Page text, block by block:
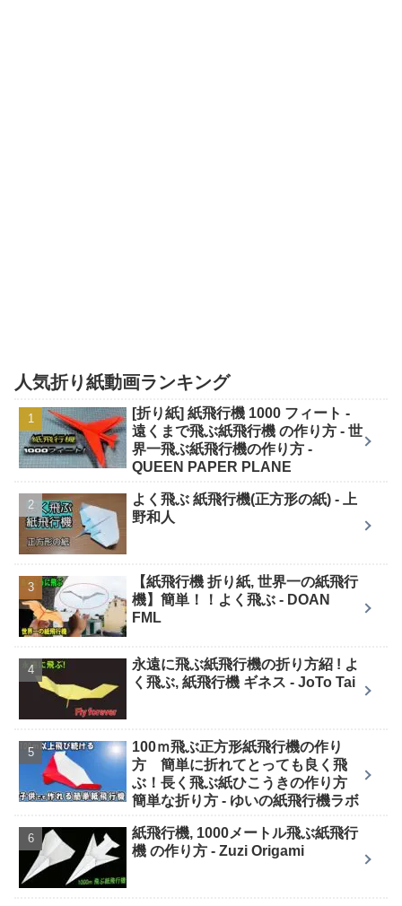
人気折り紙動画ランキング
[折り紙] 紙飛行機 1000 フィート -
遠くまで飛ぶ紙飛行機 の作り方 - 世
界一飛ぶ紙飛行機の作り方 -
QUEEN PAPER PLANE
よく飛ぶ 紙飛行機(正方形の紙) - 上
野和人
【紙飛行機 折り紙, 世界一の紙飛行
機】簡単！！よく飛ぶ - DOAN
FML
永遠に飛ぶ紙飛行機の折り方紹 ! よ
く飛ぶ, 紙飛行機 ギネス - JoTo Tai
100ｍ飛ぶ正方形紙飛行機の作り
方 簡単に折れてとっても良く飛
ぶ！長く飛ぶ紙ひこうきの作り方
簡単な折り方 - ゆいの紙飛行機ラボ
紙飛行機, 1000メートル飛ぶ紙飛行
機 の作り方 - Zuzi Origami